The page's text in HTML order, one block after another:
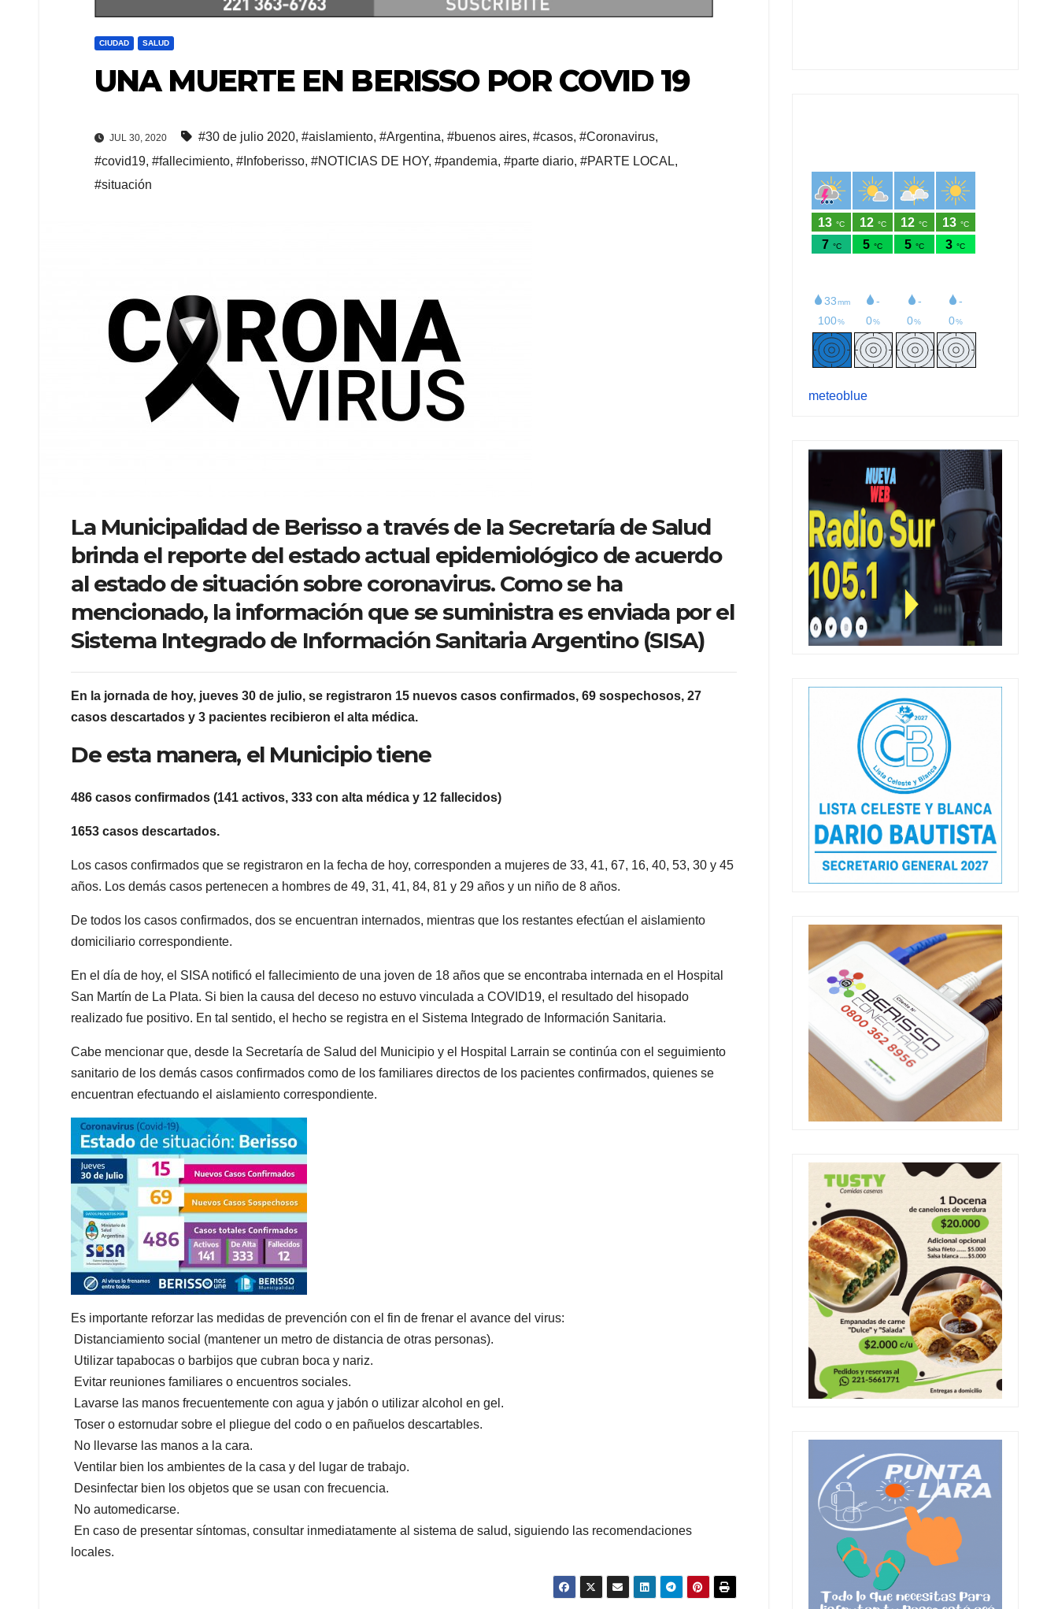
CIUDAD SALUD
UNA MUERTE EN BERISSO POR COVID 19
JUL 30, 2020 #30 de julio 2020, #aislamiento, #Argentina, #buenos aires, #casos, #Coronavirus,
#covid19, #fallecimiento, #Infoberisso, #NOTICIAS DE HOY, #pandemia, #parte diario, #PARTE LOCAL,
#situación
La Municipalidad de Berisso a través de la Secretaría de Salud
brinda el reporte del estado actual epidemiológico de acuerdo
al estado de situación sobre coronavirus. Como se ha
mencionado, la información que se suministra es enviada por el
Sistema Integrado de Información Sanitaria Argentino (SISA)
En la jornada de hoy, jueves 30 de julio, se registraron 15 nuevos casos confirmados, 69 sospechosos, 27
casos descartados y 3 pacientes recibieron el alta médica.
De esta manera, el Municipio tiene
486 casos confirmados (141 activos, 333 con alta médica y 12 fallecidos)
1653 casos descartados.
Los casos confirmados que se registraron en la fecha de hoy, corresponden a mujeres de 33, 41, 67, 16, 40, 53, 30 y 45
años. Los demás casos pertenecen a hombres de 49, 31, 41, 84, 81 y 29 años y un niño de 8 años.
De todos los casos confirmados, dos se encuentran internados, mientras que los restantes efectúan el aislamiento
domiciliario correspondiente.
En el día de hoy, el SISA notificó el fallecimiento de una joven de 18 años que se encontraba internada en el Hospital
San Martín de La Plata. Si bien la causa del deceso no estuvo vinculada a COVID19, el resultado del hisopado
realizado fue positivo. En tal sentido, el hecho se registra en el Sistema Integrado de Información Sanitaria.
Cabe mencionar que, desde la Secretaría de Salud del Municipio y el Hospital Larrain se continúa con el seguimiento
sanitario de los demás casos confirmados como de los familiares directos de los pacientes confirmados, quienes se
encuentran efectuando el aislamiento correspondiente.
Es importante reforzar las medidas de prevención con el fin de frenar el avance del virus:
 Distanciamiento social (mantener un metro de distancia de otras personas).
 Utilizar tapabocas o barbijos que cubran boca y nariz.
 Evitar reuniones familiares o encuentros sociales.
 Lavarse las manos frecuentemente con agua y jabón o utilizar alcohol en gel.
 Toser o estornudar sobre el pliegue del codo o en pañuelos descartables.
 No llevarse las manos a la cara.
 Ventilar bien los ambientes de la casa y del lugar de trabajo.
 Desinfectar bien los objetos que se usan con frecuencia.
 No automedicarse.
 En caso de presentar síntomas, consultar inmediatamente al sistema de salud, siguiendo las recomendaciones
locales.
meteoblue